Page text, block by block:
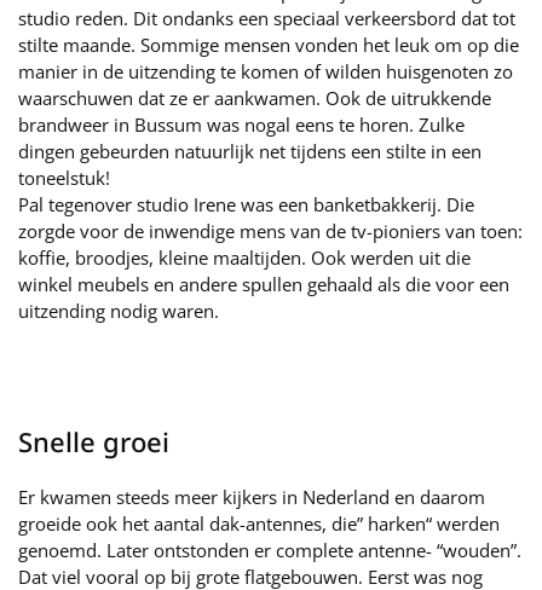
studio reden. Dit ondanks een speciaal verkeersbord dat tot
stilte maande. Sommige mensen vonden het leuk om op die
manier in de uitzending te komen of wilden huisgenoten zo
waarschuwen dat ze er aankwamen. Ook de uitrukkende
brandweer in Bussum was nogal eens te horen. Zulke
dingen gebeurden natuurlijk net tijdens een stilte in een
toneelstuk!
Pal tegenover studio Irene was een banketbakkerij. Die
zorgde voor de inwendige mens van de tv-pioniers van toen:
koffie, broodjes, kleine maaltijden. Ook werden uit die
winkel meubels en andere spullen gehaald als die voor een
uitzending nodig waren.
Snelle groei
Er kwamen steeds meer kijkers in Nederland en daarom
groeide ook het aantal dak-antennes, die” harken“ werden
genoemd. Later ontstonden er complete antenne- “wouden”.
Dat viel vooral op bij grote flatgebouwen. Eerst was nog